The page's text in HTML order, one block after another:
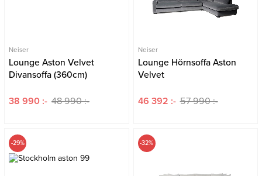
Neiser
Lounge Aston Velvet
Divansoffa (360cm)
38 990 :- 48 990 :-
Neiser
Lounge Hörnsoffa Aston
Velvet
46 392 :- 57 990 :-
-29% -32%